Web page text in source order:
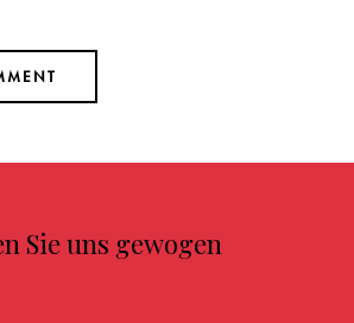
Sie uns gewogen